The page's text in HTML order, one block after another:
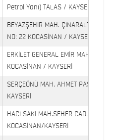
Petrol Yanı) TALAS / KAYSERİ
BEYAZŞEHİR MAH. ÇINARALTI
NO: 22 KOCASİNAN / KAYSERİ
ERKİLET GENERAL EMİR MAH.
KOCASİNAN / KAYSERİ
SERÇEÖNÜ MAH. AHMET PAŞA CAD.
KAYSERİ
HACI SAKİ MAH.SEHER CAD.(6009
KOCASİNAN/KAYSERİ